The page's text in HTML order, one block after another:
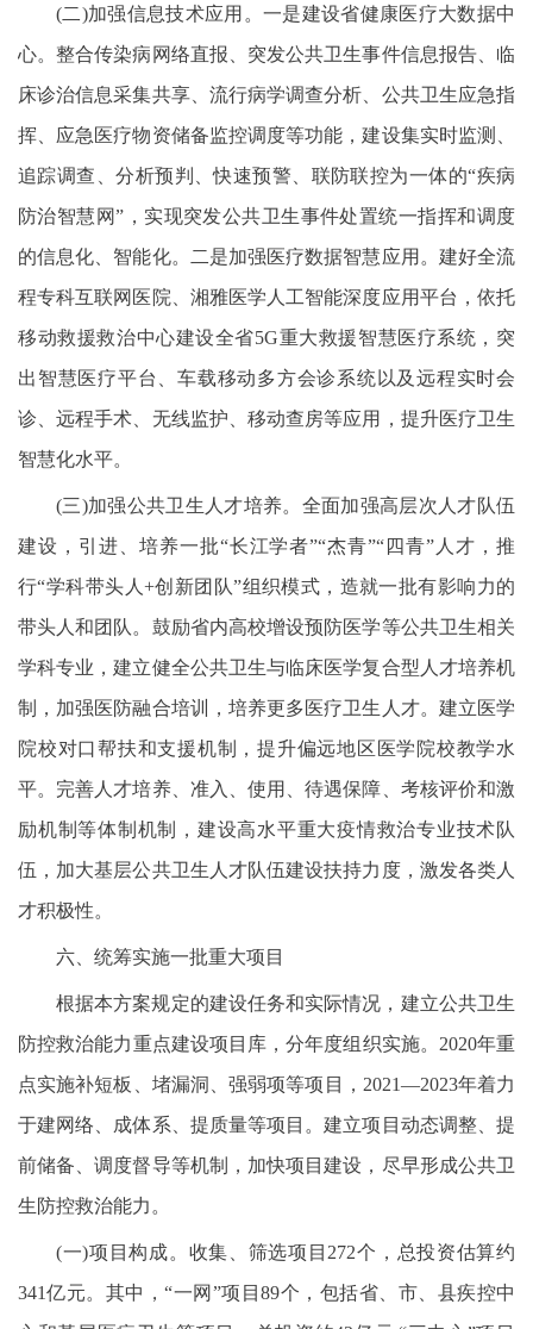
(二)加强信息技术应用。一是建设省健康医疗大数据中
心。整合传染病网络直报、突发公共卫生事件信息报告、临
床诊治信息采集共享、流行病学调查分析、公共卫生应急指
挥、应急医疗物资储备监控调度等功能，建设集实时监测、
追踪调查、分析预判、快速预警、联防联控为一体的“疾病
防治智慧网”，实现突发公共卫生事件处置统一指挥和调度
的信息化、智能化。二是加强医疗数据智慧应用。建好全流
程专科互联网医院、湘雅医学人工智能深度应用平台，依托
移动救援救治中心建设全省5G重大救援智慧医疗系统，突
出智慧医疗平台、车载移动多方会诊系统以及远程实时会
诊、远程手术、无线监护、移动查房等应用，提升医疗卫生
智慧化水平。
(三)加强公共卫生人才培养。全面加强高层次人才队伍
建设，引进、培养一批“长江学者”“杰青”“四青”人才，推
行“学科带头人+创新团队”组织模式，造就一批有影响力的
带头人和团队。鼓励省内高校增设预防医学等公共卫生相关
学科专业，建立健全公共卫生与临床医学复合型人才培养机
制，加强医防融合培训，培养更多医疗卫生人才。建立医学
院校对口帮扶和支援机制，提升偏远地区医学院校教学水
平。完善人才培养、准入、使用、待遇保障、考核评价和激
励机制等体制机制，建设高水平重大疫情救治专业技术队
伍，加大基层公共卫生人才队伍建设扶持力度，激发各类人
才积极性。
六、统筹实施一批重大项目
根据本方案规定的建设任务和实际情况，建立公共卫生
防控救治能力重点建设项目库，分年度组织实施。2020年重
点实施补短板、堵漏洞、强弱项等项目，2021—2023年着力
于建网络、成体系、提质量等项目。建立项目动态调整、提
前储备、调度督导等机制，加快项目建设，尽早形成公共卫
生防控救治能力。
(一)项目构成。收集、筛选项目272个，总投资估算约
341亿元。其中，“一网”项目89个，包括省、市、县疾控中